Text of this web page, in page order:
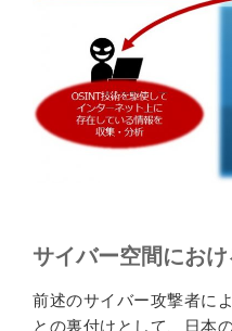
サイバー空間にお
前述のサイバー攻撃者に
との裏付けとして、日本